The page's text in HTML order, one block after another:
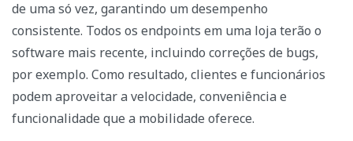
de uma só vez, garantindo um desempenho
consistente. Todos os endpoints em uma loja terão o
software mais recente, incluindo correções de bugs,
por exemplo. Como resultado, clientes e funcionários
podem aproveitar a velocidade, conveniência e
funcionalidade que a mobilidade oferece.